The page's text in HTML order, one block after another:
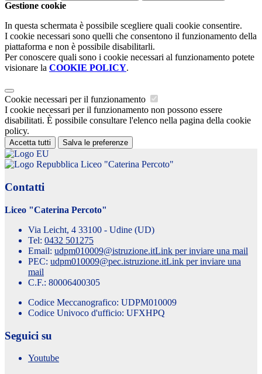
Gestione cookie
In questa schermata è possibile scegliere quali cookie consentire.
I cookie necessari sono quelli che consentono il funzionamento della
piattaforma e non è possibile disabilitarli.
Per conoscere quali sono i cookie necessari al funzionamento potete
visionare la COOKIE POLICY.
Cookie necessari per il funzionamento
I cookie necessari per il funzionamento non possono essere
disabilitati. È possibile consultare l'elenco nella pagina della cookie
policy.
Accetta tutti Salva le preferenze
Liceo "Caterina Percoto"
Contatti
Liceo "Caterina Percoto"
Via Leicht, 4 33100 - Udine (UD)
Tel: 0432 501275
Email: udpm010009@istruzione.itLink per inviare una mail
PEC: udpm010009@pec.istruzione.itLink per inviare una
mail
C.F.: 80006400305
Codice Meccanografico: UDPM010009
Codice Univoco d'ufficio: UFXHPQ
Seguici su
Youtube